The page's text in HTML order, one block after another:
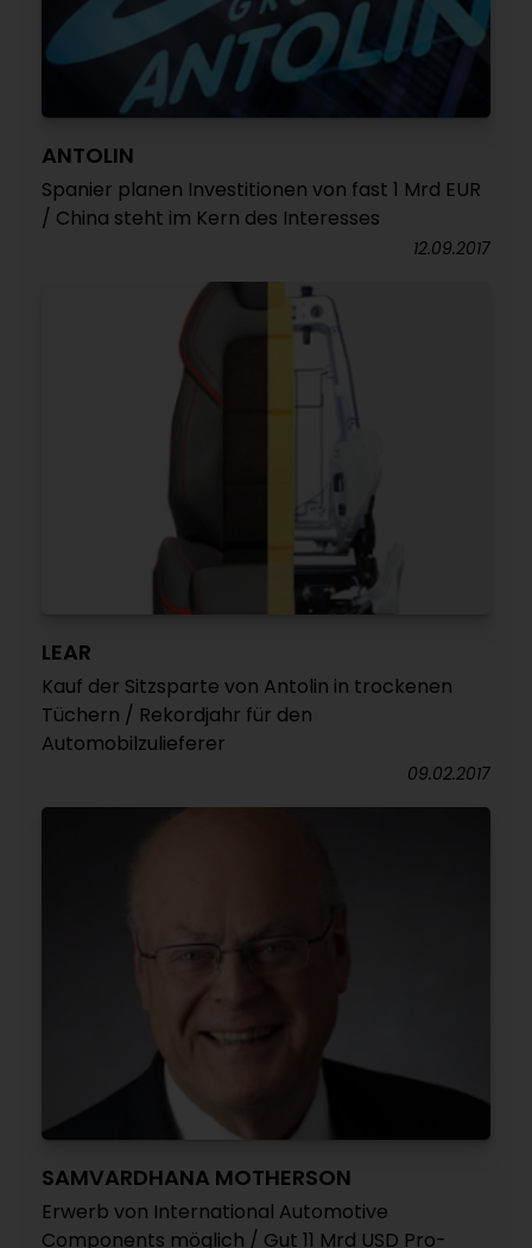
ANTOLIN
Spanier planen Investitionen von fast 1 Mrd EUR
/ China steht im Kern des Interesses
12.09.2017
LEAR
Kauf der Sitzsparte von Antolin in trockenen
Tüchern / Rekordjahr für den
Automobilzulieferer
09.02.2017
SAMVARDHANA MOTHERSON
Erwerb von International Automotive
Components möglich / Gut 11 Mrd USD Pro-